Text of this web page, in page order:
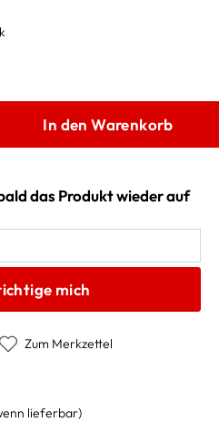
In den Warenkorb
das Produkt wieder auf
mich
Zum Merkzettel
lieferbar)